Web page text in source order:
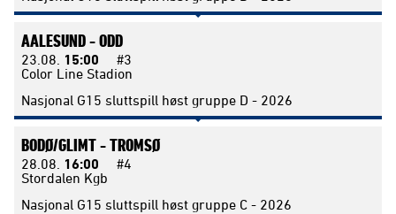
AALESUND -ODD
23.08. 15:00
#3
Color Line Stadion
Nasjonal G15 sluttspill høst gruppe D - 2026
BODØ/GLIMT -TROMSØ
28.08. 16:00
#4
Stordalen Kgb
Nasjonal G15 sluttspill høst gruppe C - 2026